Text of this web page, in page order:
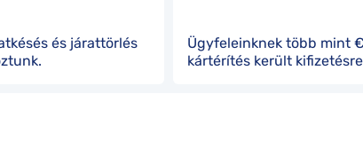
és járattörlés
Ügyfeleinknek több mint
kártérítés került